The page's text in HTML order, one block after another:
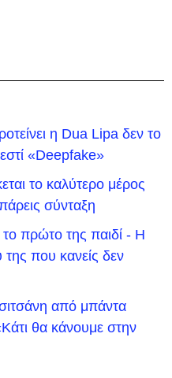
η Dua Lipa δεν το
«Deepfake»
το καλύτερο μέρος
σύνταξη
πρώτο της παιδί - Η
που κανείς δεν
από μπάντα
θα κάνουμε στην